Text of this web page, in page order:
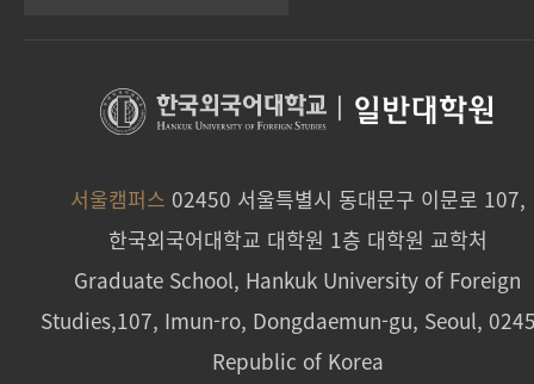
일반대학원
서울캠퍼스 02450 서울특별시 동대문구 이문로 107,
한국외국어대학교 대학원 1층 대학원 교학처
Graduate School, Hankuk University of Foreign
Studies,107, Imun-ro, Dongdaemun-gu, Seoul,
Republic of Korea